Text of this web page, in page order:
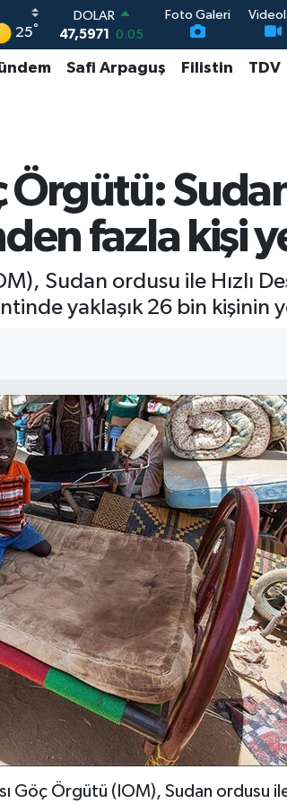
25°
DOLAR
47,5971
0.05
EURO
55,1336 0.18
13.703
0
Foto Galeri
Safi Arpaguş Filistin TDV
Örgütü:
fazla kişi
Sudan ordusu ile Hızlı
yaklaşık 26 bin
Göç Örgütü (IOM), Sudan ordusu ile